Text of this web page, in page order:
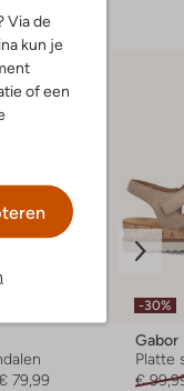
Via de
kun je
of een
79,99
-30%
Gabor
Platte
€